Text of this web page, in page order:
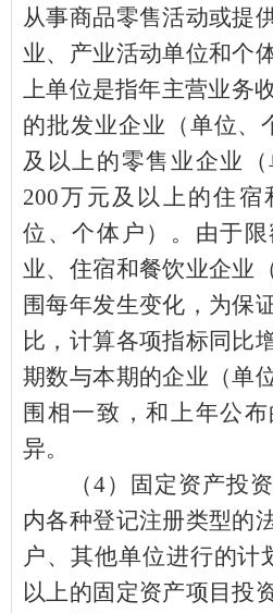
从事商品零售活动或提
业、产业活动单位和个
上单位是指年主营业务
的批发业企业（单位、
及以上的零售业企业（
200万元及以上的住宿
位、个体户）。由于
业、住宿和餐饮业企业
围每年发生变化，为保
比，计算各项指标同比
期数与本期的企业（单
围相一致，和上年公
异。
（4）固定资产投
内各种登记注册类型的
户、其他单位进行的计
以上的固定资产项目投